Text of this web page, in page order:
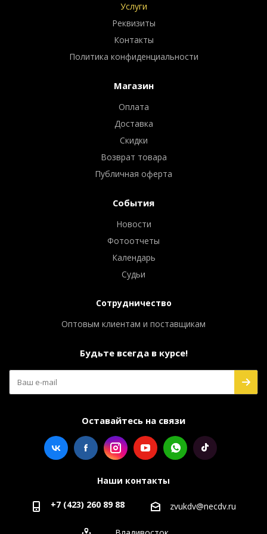
Услуги
Реквизиты
Контакты
Политика конфиденциальности
Магазин
Оплата
Доставка
Скидки
Возврат товара
Публичная оферта
События
Новости
Фотоотчеты
Календарь
Судьи
Сотрудничество
Оптовым клиентам и поставщикам
Будьте всегда в курсе!
Оставайтесь на связи
Наши контакты
+7 (423) 260 89 88 zvukdv@necdv.ru